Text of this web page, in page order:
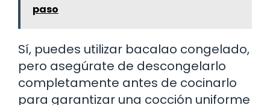
paso
Sí, puedes utilizar bacalao congelado,
pero asegúrate de descongelarlo
completamente antes de cocinarlo
para garantizar una cocción uniforme